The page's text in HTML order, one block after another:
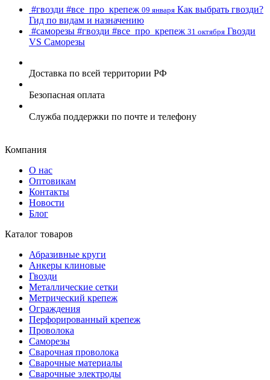
#гвозди #все_про_крепеж 09 января Как выбрать гвозди?
Гид по видам и назначению
#саморезы #гвозди #все_про_крепеж 31 октября Гвозди
VS Cаморезы
Доставка по всей территории РФ
Безопасная оплата
Служба поддержки по почте и телефону
Компания
О нас
Оптовикам
Контакты
Новости
Блог
Каталог товаров
Абразивные круги
Анкеры клиновые
Гвозди
Металлические сетки
Метрический крепеж
Ограждения
Перфорированный крепеж
Проволока
Саморезы
Сварочная проволока
Сварочные материалы
Сварочные электроды